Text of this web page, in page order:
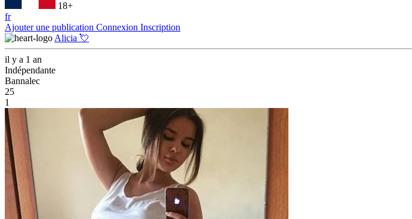
18+
fr
Ajouter une publication Connexion Inscription
Alicia 💘
il y a 1 an
Indépendante
Bannalec
25
1